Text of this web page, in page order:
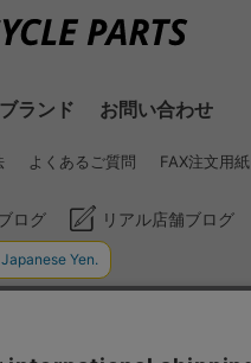
ランド お問い合わせ
よくあるご質問 FAX注文用紙
ログ リアル店舗ブログ